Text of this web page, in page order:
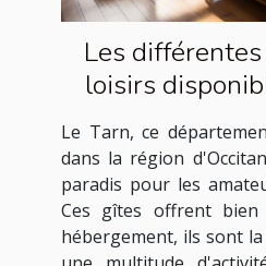
Les
loisirs
gîtes
Le Tarn, ce
dans la région
paradis pour les
Ces gîtes offrent
hébergement, ils sont